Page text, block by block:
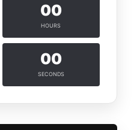
00
HOURS
00
SECONDS